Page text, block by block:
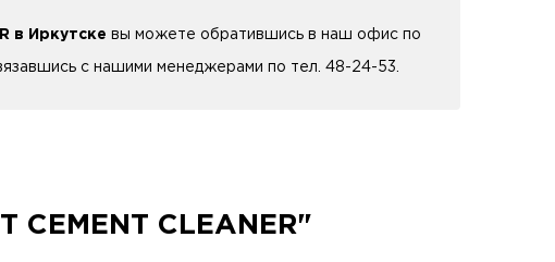
в Иркутске вы можете обратившись в наш офис по
с нашими менеджерами по тел. 48-24-53.
CEMENT CLEANER"